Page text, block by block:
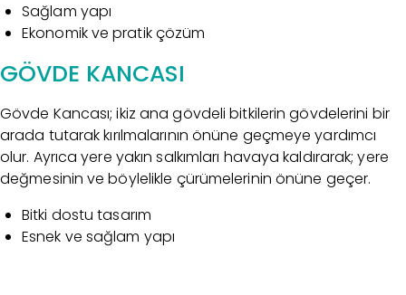
Sağlam yapı
Ekonomik ve pratik çözüm
GÖVDE KANCASI
Gövde Kancası; ikiz ana gövdeli bitkilerin gövdelerini bir
arada tutarak kırılmalarının önüne geçmeye yardımcı
olur. Ayrıca yere yakın salkımları havaya kaldırarak; yere
değmesinin ve böylelikle çürümelerinin önüne geçer.
Bitki dostu tasarım
Esnek ve sağlam yapı